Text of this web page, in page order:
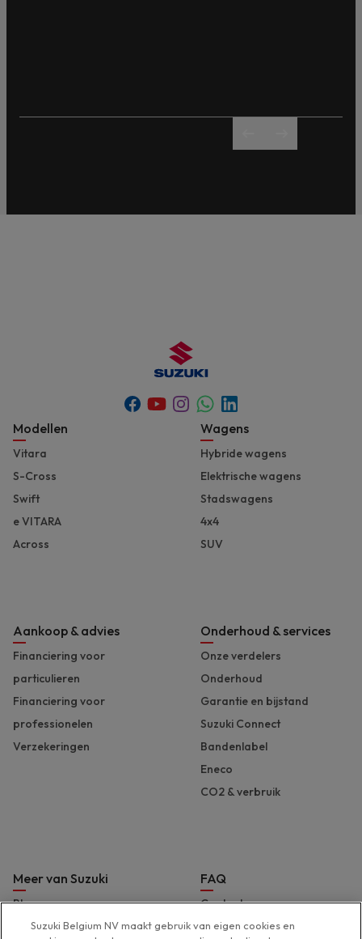
Facebook
YoutubeInstagram
Whatsapp
Linkedin
Footer
Modellen
Vitara
S-Cross
Swift
e VITARA
Across
Wagens
Hybride wagens
Elektrische wagens
Stadswagens
4x4
SUV
Aankoop & advies
Financiering voor
particulieren
Financiering voor
professionelen
Verzekeringen
Onderhoud & services
Onze verdelers
Onderhoud
Garantie en bijstand
Suzuki Connect
Bandenlabel
Eneco
CO2 & verbruik
Meer van Suzuki
Blog
Brochures en prijslijst
FAQ
Contact
Hulp & support
Suzuki Belgium NV maakt gebruik van eigen cookies en